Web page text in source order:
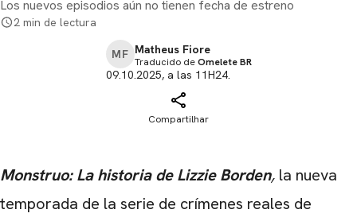
Los nuevos episodios aún no tienen fecha de estreno
2 min de lectura
MF Matheus Fiore
Traducido deOmelete BR
09.10.2025, a las 11H24.
Compartilhar
Monstruo: La historia de Lizzie Borden, la nueva
temporada de la serie de crímenes reales de